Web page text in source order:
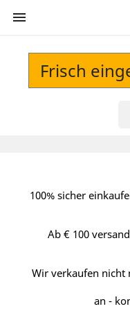

Frisch
100% sicher
Ab € 100
Wir verkaufen nicht
an -